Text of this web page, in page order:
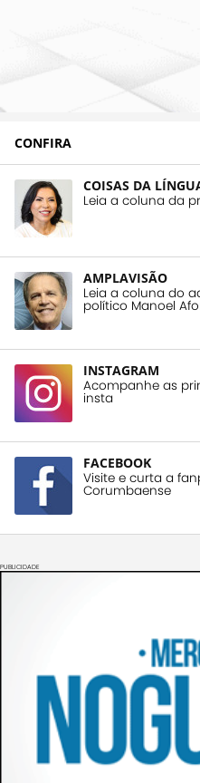
CONFIRA
COISAS DA
Leia a coluna da
AMPLAVISÃO
Leia a coluna do
político Manoel
INSTAGRAM
Acompanhe as
insta
FACEBOOK
Visite e curta a
Corumbaense
PUBLICIDADE